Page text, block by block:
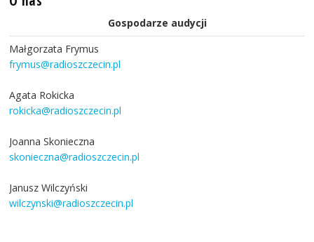
Gospodarze audycji
Małgorzata Frymus
frymus@radioszczecin.pl
Agata Rokicka
rokicka@radioszczecin.pl
Joanna Skonieczna
skonieczna@radioszczecin.pl
Janusz Wilczyński
wilczynski@radioszczecin.pl